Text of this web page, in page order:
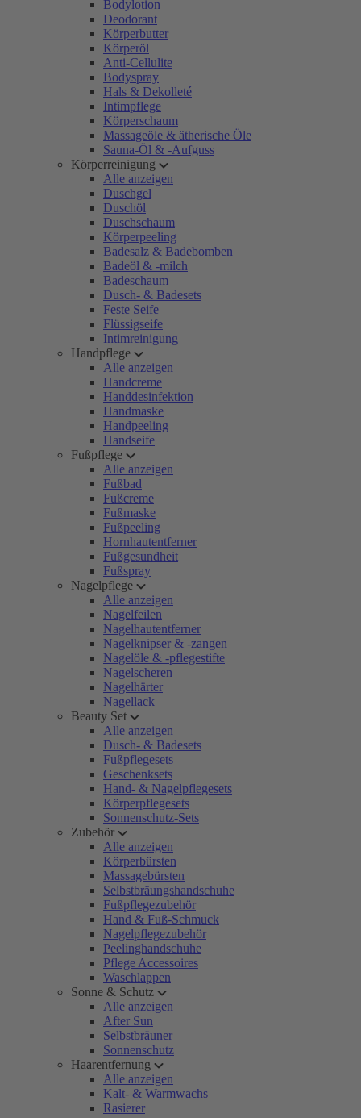
Bodylotion
Deodorant
Körperbutter
Körperöl
Anti-Cellulite
Bodyspray
Hals & Dekolleté
Intimpflege
Körperschaum
Massageöle & ätherische Öle
Sauna-Öl & -Aufguss
Körperreinigung
Alle anzeigen
Duschgel
Duschöl
Duschschaum
Körperpeeling
Badesalz & Badebomben
Badeöl & -milch
Badeschaum
Dusch- & Badesets
Feste Seife
Flüssigseife
Intimreinigung
Handpflege
Alle anzeigen
Handcreme
Handdesinfektion
Handmaske
Handpeeling
Handseife
Fußpflege
Alle anzeigen
Fußbad
Fußcreme
Fußmaske
Fußpeeling
Hornhautentferner
Fußgesundheit
Fußspray
Nagelpflege
Alle anzeigen
Nagelfeilen
Nagelhautentferner
Nagelknipser & -zangen
Nagelöle & -pflegestifte
Nagelscheren
Nagelhärter
Nagellack
Beauty Set
Alle anzeigen
Dusch- & Badesets
Fußpflegesets
Geschenksets
Hand- & Nagelpflegesets
Körperpflegesets
Sonnenschutz-Sets
Zubehör
Alle anzeigen
Körperbürsten
Massagebürsten
Selbstbräungshandschuhe
Fußpflegezubehör
Hand & Fuß-Schmuck
Nagelpflegezubehör
Peelinghandschuhe
Pflege Accessoires
Waschlappen
Sonne & Schutz
Alle anzeigen
After Sun
Selbstbräuner
Sonnenschutz
Haarentfernung
Alle anzeigen
Kalt- & Warmwachs
Rasierer